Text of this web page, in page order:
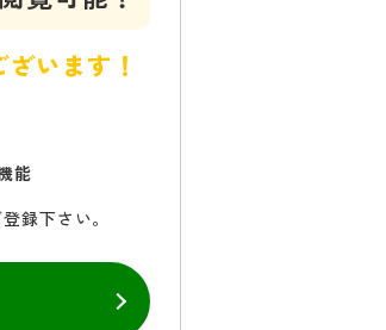
います！
能
録下さい。